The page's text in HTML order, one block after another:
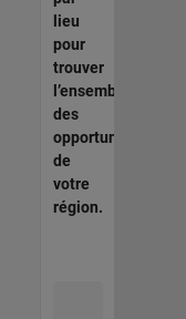
lieu
pour
trouver
l’ensemble
des
opportunités
de
votre
région.